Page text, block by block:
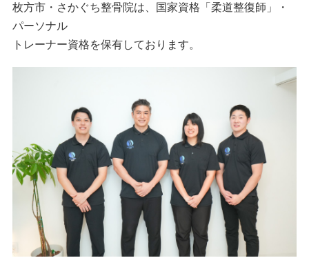
枚方市・さかぐち整骨院は、国家資格「柔道整復師」・
パーソナル
トレーナー資格を保有しております。